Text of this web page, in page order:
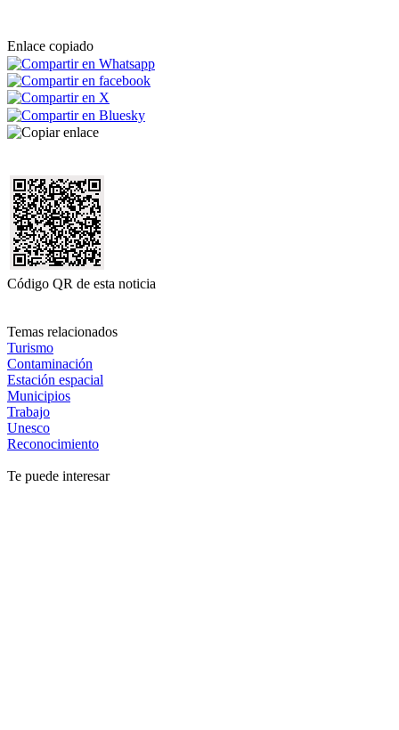
Enlace copiado
Código QR de esta noticia
Temas relacionados
Turismo
Contaminación
Estación espacial
Municipios
Trabajo
Unesco
Reconocimiento
Te puede interesar